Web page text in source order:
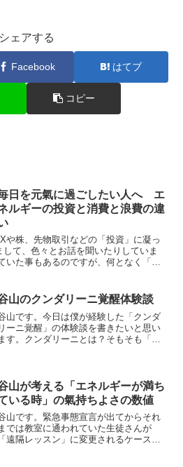
シェアする
Facebook はてブ
コピー
日を元氣に過ごしたい人へ エ
ルギーの投資と消費と浪費の違
や株、先物取引などの「投資」に凝っ
て、色々とお話を聞いたりしていま
いた事もあるのですが、何となく「自
山のクンダリーニ覚醒体験談
山です。今日は僕が経験した「クンダ
リーニ覚醒」の体験談を書きたいと思い
ます。クンダリーニとは？そもそも「ク
指します。「クンダリーニ...
山が考える「エネルギーが満ち
いる時」の氣持ちよさの数値
山です。緊急事態宣言が出てからそれ
では教室に通われていた生徒さんが
「遠隔レッスン」に変更されるケースが